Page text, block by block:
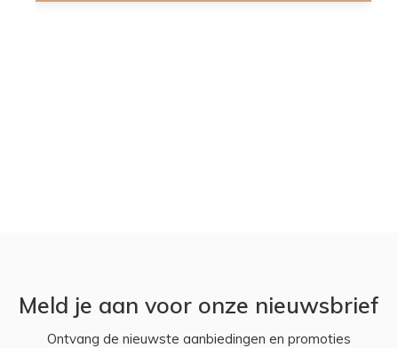
Meld je aan voor onze nieuwsbrief
Ontvang de nieuwste aanbiedingen en promoties